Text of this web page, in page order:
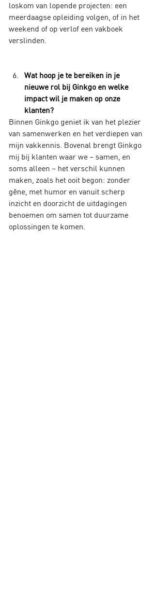
loskom van lopende projecten: een
meerdaagse opleiding volgen, of in het
weekend of op verlof een vakboek
verslinden.
Wat hoop je te bereiken in je
nieuwe rol bij Ginkgo en welke
impact wil je maken op onze
klanten?
Binnen Ginkgo geniet ik van het plezier
van samenwerken en het verdiepen van
mijn vakkennis. Bovenal brengt Ginkgo
mij bij klanten waar we – samen, en
soms alleen – het verschil kunnen
maken, zoals het ooit begon: zonder
gêne, met humor en vanuit scherp
inzicht en doorzicht de uitdagingen
benoemen om samen tot duurzame
oplossingen te komen.